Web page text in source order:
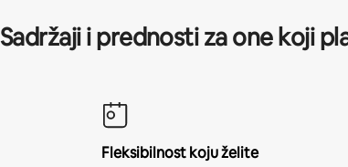
Sadržaji i prednosti za one koji
Fleksibilnost koju želite